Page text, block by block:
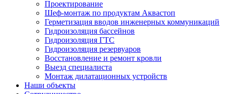
Проектирование
Шеф-монтаж по продуктам Аквастоп
Герметизация вводов инженерных коммуникаций
Гидроизоляция бассейнов
Гидроизоляция ГТС
Гидроизоляция резервуаров
Восстановление и ремонт кровли
Выезд специалиста
Монтаж дилатационных устройств
Наши объекты